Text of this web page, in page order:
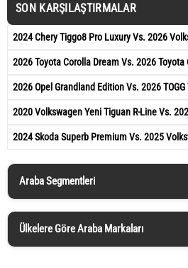
SON KARŞILAŞTIRMALAR
2024 Chery Tiggo8 Pro Luxury Vs. 2026
2026 Toyota Corolla Dream Vs. 2026 Toyota
2026 Opel Grandland Edition Vs. 2026
2020 Volkswagen Yeni Tiguan R-Line Vs.
2024 Skoda Superb Premium Vs. 2025
Araba Segmentleri
Ülkelere Göre Araba Markaları